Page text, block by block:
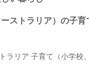
ストラリア）の子育
ラリア 子育て（小学校